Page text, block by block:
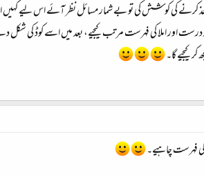
اخذ کرنے کی کوشش کی تو بے شمار مسائل نظر آئے اس لیے
اور املا کی فہرست مرتب کیجیے، بعد میں اسے کوڈ کی شکل
کیجیے گا۔
فہرست چاہیے۔